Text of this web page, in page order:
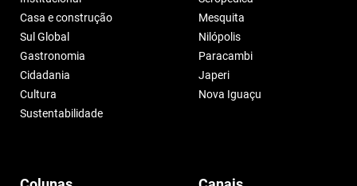
Casa e construção
Sul Global
Gastronomia
Cidadania
Cultura
Sustentabilidade
Mesquita
Nilópolis
Paracambi
Japeri
Nova Iguaçu